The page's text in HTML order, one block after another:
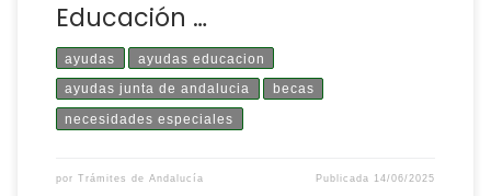
Educación …
ayudas ayudas educacion
ayudas junta de andalucia becas
necesidades especiales
por Trámites de Andalucía Publicada 14/06/2025